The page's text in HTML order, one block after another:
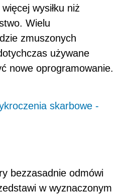
wysiłku niż
Wielu
zmuszonych
używane
nowe oprogramowanie.
skarbowe -
bezzasadnie odmówi
w wyznaczonym